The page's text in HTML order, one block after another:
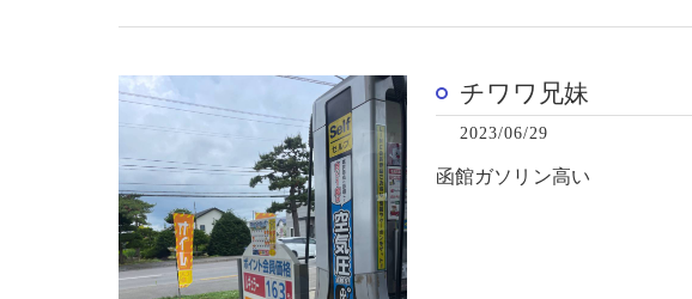
チワワ兄妹
2023/06/29
函館ガソリン高い